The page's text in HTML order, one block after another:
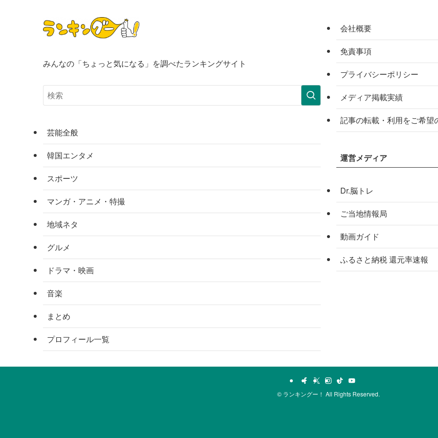
みんなの「ちょっと気になる」を調べたランキングサイト
芸能全般
韓国エンタメ
スポーツ
マンガ・アニメ・特撮
地域ネタ
グルメ
ドラマ・映画
音楽
まとめ
プロフィール一覧
会社概要
免責事項
プライバシーポリシー
メディア掲載実績
記事の転載・利用をご希望
運営メディア
Dr.脳トレ
ご当地情報局
動画ガイド
ふるさと納税 還元率速報
© ランキングー！ All Rights Reserved.